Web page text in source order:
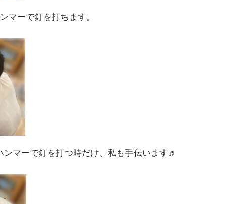
マーで釘を打ちます。
マーで釘を打つ時だけ、私も手伝います♬